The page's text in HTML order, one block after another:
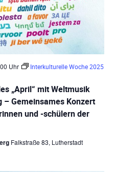
„April“ mit Weltmusik
– Gemeinsames Konzert
und -schülern der
Uhr
Interkulturelle Woche 2025
Falkstraße 83, Lutherstadt